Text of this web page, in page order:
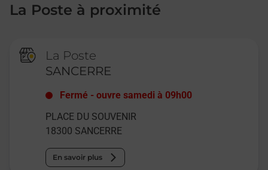
La Poste à proximité
La Poste
SANCERRE
Fermé -ouvre samedi à 09h00
PLACE DU SOUVENIR
18300 SANCERRE
En savoir plus